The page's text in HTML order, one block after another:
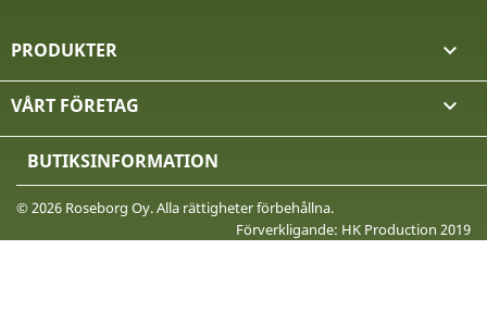
PRODUKTER 
VÅRT FÖRETAG 
BUTIKSINFORMATION
© 2026 Roseborg Oy. Alla rättigheter förbehållna.
Förverkligande: HK Production 2019